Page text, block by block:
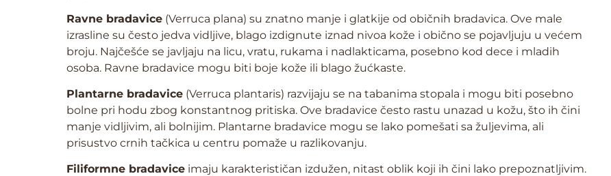
Ravne bradavice (Verruca plana) su znatno manje i glatkije od običnih bradavica. Ove male
izrasline su često jedva vidljive, blago izdignute iznad nivoa kože i obično se pojavljuju u većem
broju. Najčešće se javljaju na licu, vratu, rukama i nadlakticama, posebno kod dece i mladih
osoba. Ravne bradavice mogu biti boje kože ili blago žućkaste.
Plantarne bradavice (Verruca plantaris) razvijaju se na tabanima stopala i mogu biti posebno
bolne pri hodu zbog konstantnog pritiska. Ove bradavice često rastu unazad u kožu, što ih čini
manje vidljivim, ali bolnijim. Plantarne bradavice mogu se lako pomešati sa žuljevima, ali
prisustvo crnih tačkica u centru pomaže u razlikovanju.
Filiformne bradavice imaju karakterističan izdužen, nitast oblik koji ih čini lako prepoznatljivim.